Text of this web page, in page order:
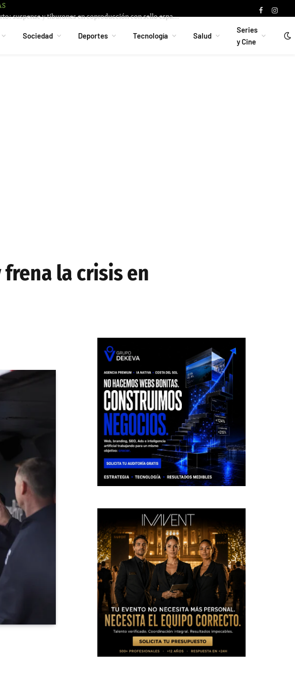
La Seguridad Social endurece el control sobre los autónomos: multas de hasta 12.000 euros por no darse de alta en el RETA
Sociedad Deportes Tecnología Salud
Series
y Cine
la crisis en